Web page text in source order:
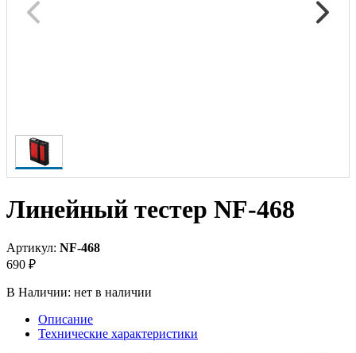
Линейный тестер NF-468
Артикул: NF-468
690 ₽
В Наличии: нет в наличии
Описание
Технические характеристики